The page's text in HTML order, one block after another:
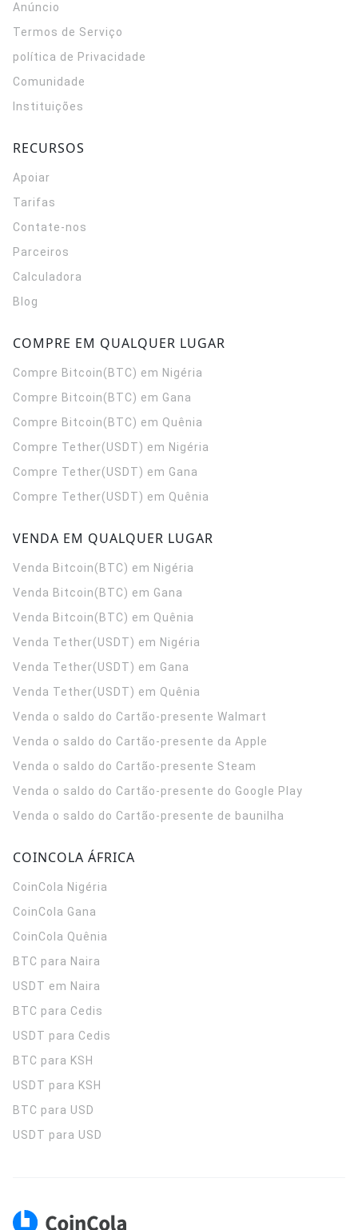
Anúncio
Termos de Serviço
política de Privacidade
Comunidade
Instituições
RECURSOS
Apoiar
Tarifas
Contate-nos
Parceiros
Calculadora
Blog
COMPRE EM QUALQUER LUGAR
Compre Bitcoin(BTC) em Nigéria
Compre Bitcoin(BTC) em Gana
Compre Bitcoin(BTC) em Quênia
Compre Tether(USDT) em Nigéria
Compre Tether(USDT) em Gana
Compre Tether(USDT) em Quênia
VENDA EM QUALQUER LUGAR
Venda Bitcoin(BTC) em Nigéria
Venda Bitcoin(BTC) em Gana
Venda Bitcoin(BTC) em Quênia
Venda Tether(USDT) em Nigéria
Venda Tether(USDT) em Gana
Venda Tether(USDT) em Quênia
Venda o saldo do Cartão-presente Walmart
Venda o saldo do Cartão-presente da Apple
Venda o saldo do Cartão-presente Steam
Venda o saldo do Cartão-presente do Google Play
Venda o saldo do Cartão-presente de baunilha
COINCOLA ÁFRICA
CoinCola Nigéria
CoinCola Gana
CoinCola Quênia
BTC para Naira
USDT em Naira
BTC para Cedis
USDT para Cedis
BTC para KSH
USDT para KSH
BTC para USD
USDT para USD